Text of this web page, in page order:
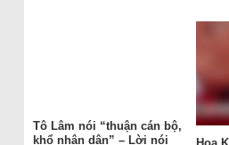
Tô Lâm nói “thuận cán bộ,
khổ nhân dân” – Lời nói